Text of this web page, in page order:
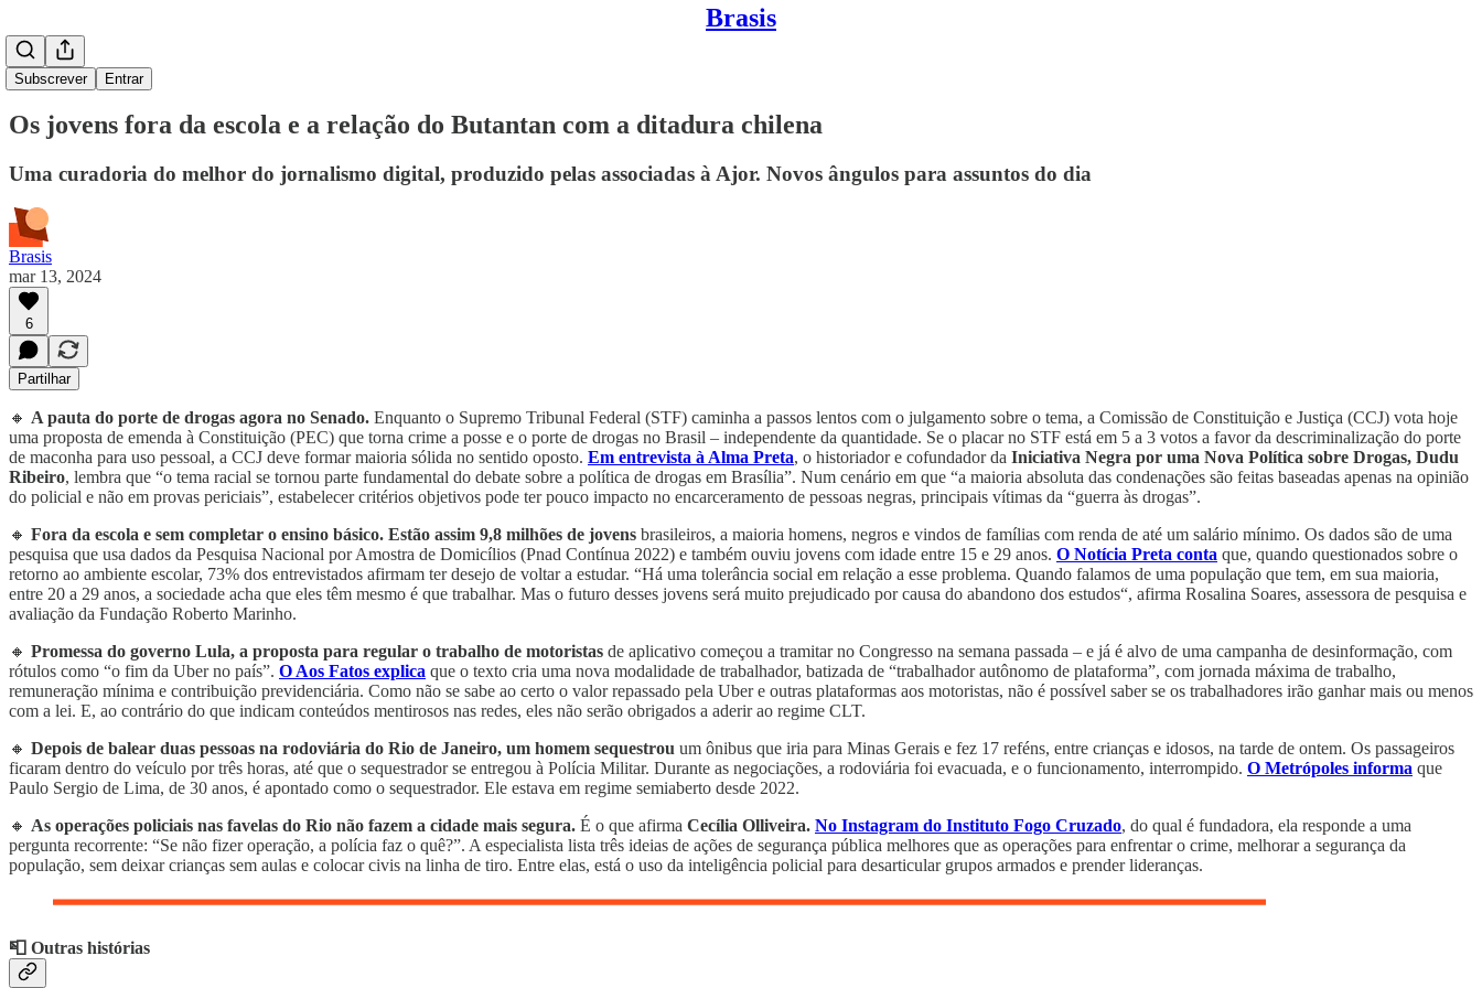
Brasis
Subscrever Entrar
Os jovens fora da escola e a relação do Butantan com a ditadura chilena
Uma curadoria do melhor do jornalismo digital, produzido pelas associadas à Ajor. Novos ângulos para assuntos do dia
Brasis
mar 13, 2024
6
Partilhar
🔸 A pauta do porte de drogas agora no Senado. Enquanto o Supremo Tribunal Federal (STF) caminha a passos lentos com o julgamento sobre o tema, a Comissão de Constituição e Justiça (CCJ) vota hoje
uma proposta de emenda à Constituição (PEC) que torna crime a posse e o porte de drogas no Brasil – independente da quantidade. Se o placar no STF está em 5 a 3 votos a favor da descriminalização do porte
de maconha para uso pessoal, a CCJ deve formar maioria sólida no sentido oposto. Em entrevista à Alma Preta, o historiador e cofundador da Iniciativa Negra por uma Nova Política sobre Drogas, Dudu
Ribeiro, lembra que “o tema racial se tornou parte fundamental do debate sobre a política de drogas em Brasília”. Num cenário em que “a maioria absoluta das condenações são feitas baseadas apenas na opinião
do policial e não em provas periciais”, estabelecer critérios objetivos pode ter pouco impacto no encarceramento de pessoas negras, principais vítimas da “guerra às drogas”.
🔸 Fora da escola e sem completar o ensino básico. Estão assim 9,8 milhões de jovens brasileiros, a maioria homens, negros e vindos de famílias com renda de até um salário mínimo. Os dados são de uma
pesquisa que usa dados da Pesquisa Nacional por Amostra de Domicílios (Pnad Contínua 2022) e também ouviu jovens com idade entre 15 e 29 anos. O Notícia Preta conta que, quando questionados sobre o
retorno ao ambiente escolar, 73% dos entrevistados afirmam ter desejo de voltar a estudar. “Há uma tolerância social em relação a esse problema. Quando falamos de uma população que tem, em sua maioria,
entre 20 a 29 anos, a sociedade acha que eles têm mesmo é que trabalhar. Mas o futuro desses jovens será muito prejudicado por causa do abandono dos estudos“, afirma Rosalina Soares, assessora de pesquisa e
avaliação da Fundação Roberto Marinho.
🔸 Promessa do governo Lula, a proposta para regular o trabalho de motoristas de aplicativo começou a tramitar no Congresso na semana passada – e já é alvo de uma campanha de desinformação, com
rótulos como “o fim da Uber no país”. O Aos Fatos explica que o texto cria uma nova modalidade de trabalhador, batizada de “trabalhador autônomo de plataforma”, com jornada máxima de trabalho,
remuneração mínima e contribuição previdenciária. Como não se sabe ao certo o valor repassado pela Uber e outras plataformas aos motoristas, não é possível saber se os trabalhadores irão ganhar mais ou menos
com a lei. E, ao contrário do que indicam conteúdos mentirosos nas redes, eles não serão obrigados a aderir ao regime CLT.
🔸 Depois de balear duas pessoas na rodoviária do Rio de Janeiro, um homem sequestrou um ônibus que iria para Minas Gerais e fez 17 reféns, entre crianças e idosos, na tarde de ontem. Os passageiros
ficaram dentro do veículo por três horas, até que o sequestrador se entregou à Polícia Militar. Durante as negociações, a rodoviária foi evacuada, e o funcionamento, interrompido. O Metrópoles informa que
Paulo Sergio de Lima, de 30 anos, é apontado como o sequestrador. Ele estava em regime semiaberto desde 2022.
🔸 As operações policiais nas favelas do Rio não fazem a cidade mais segura. É o que afirma Cecília Olliveira. No Instagram do Instituto Fogo Cruzado, do qual é fundadora, ela responde a uma
pergunta recorrente: “Se não fizer operação, a polícia faz o quê?”. A especialista lista três ideias de ações de segurança pública melhores que as operações para enfrentar o crime, melhorar a segurança da
população, sem deixar crianças sem aulas e colocar civis na linha de tiro. Entre elas, está o uso da inteligência policial para desarticular grupos armados e prender lideranças.
📮 Outras histórias